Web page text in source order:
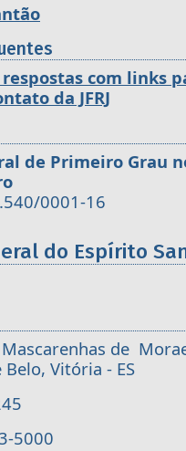
com links
da JFRJ
de Primeiro Grau
0001-16
do Espírito
de
Vitória - ES
5000